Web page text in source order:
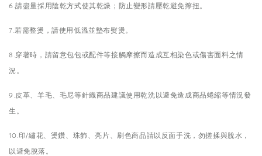
6.請盡量採用陰乾方式使其乾燥；防止變形請壓乾避免擰扭。
7.若需整燙，請使用低溫並墊布熨燙。
8.穿著時，請留意包包或配件等接觸摩擦而造成互相染色或傷害面料之情
況。
9.皮革、羊毛、毛尼等針織商品建議使用乾洗以避免造成商品蜷縮等情況發
生。
10.印/繡花、燙鑽、珠飾、亮片、刷色商品請以反面手洗，勿搓揉與脫水，
以避免脫落。